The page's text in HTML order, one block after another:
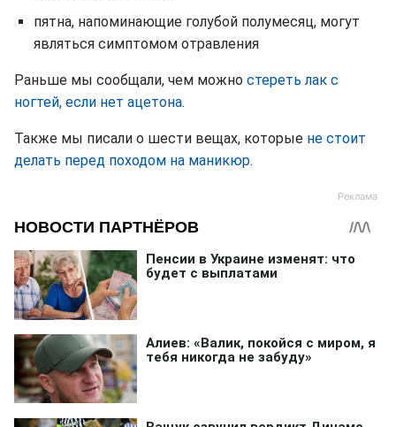
пятна, напоминающие голубой полумесяц, могут
являться симптомом отравления
Раньше мы сообщали, чем можно стереть лак с
ногтей, если нет ацетона.
Также мы писали о шести вещах, которые не стоит
делать перед походом на маникюр.